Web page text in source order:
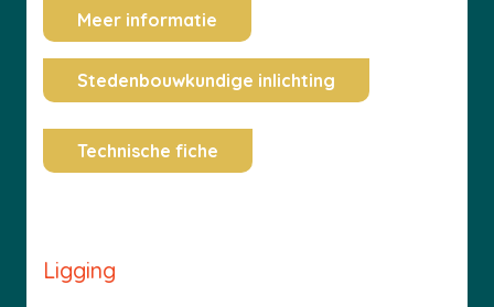
Meer informatie
Stedenbouwkundige inlichting
Technische fiche
Ligging